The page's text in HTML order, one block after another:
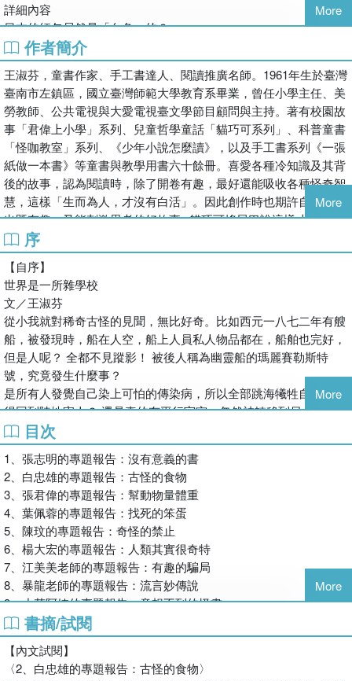
詳細內容
日本的紅包居然是「白色」的？
有人特地讓食物長蟲、發黴，並把這些古怪食物視為珍饈，
晒乾的蚊子卵、麋鹿的鼻子、蜜蜂餅乾真的可以吃進肚子裡？
知名作品《小兔彼得》作家波特女士居然是植物學家？
飛來飛去的昆蟲、停不下來的動物該怎麼測量體重呢？
網路流傳某國外圖書館半夜挑燈夜戰的學生是真的嗎？
將起司片裝訂起來就是一本「起士書」，還可以被圖書館納入收
藏？
看著這些奇怪的現象，你是不是也曾經好奇、懷疑過？
世界無奇不有，看似奇怪的事情都值得一步步探索，
無論是沒有意義的書、古怪的食物、有趣的騙局、意想不到的怪
書，
挖掘文化、歷史、科學、飲食、都市傳說等各領域中，
那些看似有趣又有點奇怪的知識領域，
透過一步步蒐集資料，以及五花八門的研究方法， 知識探索與專
題報告一點都不難喔！
◎得獎記錄
君偉上小學系列曾榮獲
★天下雜誌教育基金會「2021希望閱讀百本好書」
★2021 OPEN BOOK年度選書
★第40屆金鼎獎
★教育部性別平等教育優良讀物
★文建會台灣兒童文學一百選
★好書大家讀年度最佳讀物獎
★新聞局中小學優良課外讀物
★中時開卷、聯合報讀書人推薦好書
★橫掃三大通路排行榜，榮登博客來、誠品、金石堂年度暢銷書
◎本書5大特色
●特色1 人氣天后王淑芬X幽默天王賴馬聯手合作，探索世上新奇事
物
●特色2 自然、環境、歷史、文化、數學、哲學探索，跨域素養一
把抓
More
作者簡介
王淑芬，童書作家、手工書達人、閱讀推廣名師。1961年生於臺灣
臺南市左鎮區，國立臺灣師範大學教育系畢業，曾任小學主任、美
勞教師、公共電視與大愛電視臺文學節目顧問與主持。著有校園故
事「君偉上小學」系列、兒童哲學童話「貓巧可系列」、科普童書
「怪咖教室」系列、《少年小說怎麼讀》，以及手工書系列《一張
紙做一本書》等童書與教學用書六十餘冊。喜愛各種冷知識及其背
後的故事，認為閱讀時，除了開卷有趣，最好還能吸收各種怪奇智
慧，這樣「生而為人，才沒有白活」。因此創作時也期許自己能寫
出既有趣、又能刺激思考的好故事─貓巧可搖尾巴說這樣才對。
臉書粉專：王淑芬童書手工書，
https://www.facebook.com/sfchoco/
More
序
【自序】
世界是一所雜學校
文／王淑芬
從小我就對稀奇古怪的見聞，無比好奇。比如西元一八七二年有艘
船，被發現時，船在人空，船上人員私人物品都在，船舶也完好，
但是人呢？ 全都不見蹤影！ 被後人稱為幽靈船的瑪麗賽勒斯特
號，究竟發生什麼事？
是所有人發覺自己染上可怕的傳染病，所以全部跳海犧牲自己，免
得回到陸地害人？ 還是真的有平行宇宙，忽然被轉移到另一個世
界？ 或是他們只是遇到海盜船，被當奴隸擄走？
我喜歡收集這類有意思卻不一定有解答的世界祕聞。再舉一例，我
的電腦中收集不少《愛麗絲漫遊奇境》的插畫；許多畫家都畫過這
本書，我只針對「掉進兔子洞」這一幕的插畫來收集。結果發現有
趣的事：有些畫家把愛麗絲掉進洞的姿勢，畫成頭在上腳在下，直
直掉落；有些則頭在下腳在上。你們猜，哪一類比較多？ 若是你
來畫，愛麗絲以哪種動作掉下去比較合理？
機器人可以寫出完整文章，若去參加作文比賽，會贏過人類嗎？
已經知道有些麥田圈是人類的惡作劇，可是其他的麥田圈，也全都
是人為的？ 或是真的有外星生物來地球打卡的傑作？
活添加無比樂趣。我電腦中也存有許多「貓咪鑽到各種盒子」的可
愛圖片，看著就覺得人生好歡樂。
有時，我也會對這些妙人妙事東想西想，讓原本單純的收集，變成
More
目次
1、張志明的專題報告：沒有意義的書
2、白忠雄的專題報告：古怪的食物
3、張君偉的專題報告：幫動物量體重
4、葉佩蓉的專題報告：找死的笨蛋
5、陳玟的專題報告：奇怪的禁止
6、楊大宏的專題報告：人類其實很奇特
7、江美美老師的專題報告：有趣的騙局
8、暴龍老師的專題報告：流言妙傳說
9、小花阿姨的專題報告：意想不到的怪書
10、王淑芬的專題報告：作家也斜槓
作者後記
More
書摘/試閱
【內文試閱】
〈2、白忠雄的專題報告：古怪的食物〉